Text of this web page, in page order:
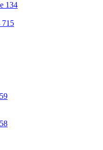
134
715